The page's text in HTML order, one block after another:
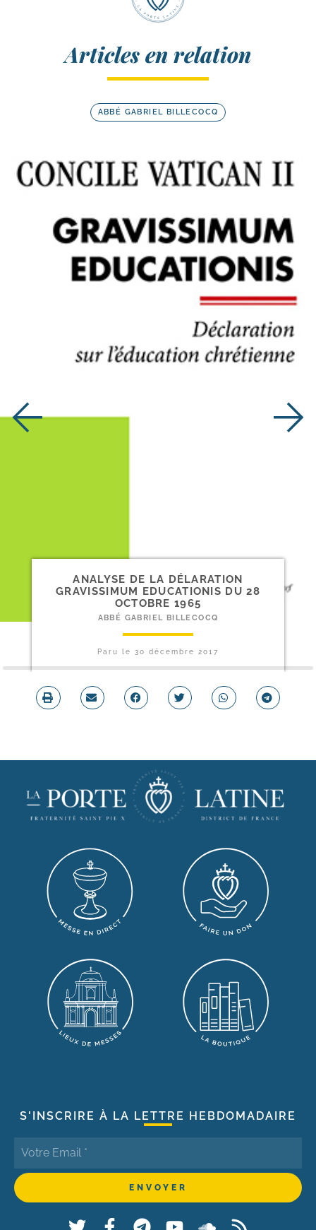
Articles en relation
ABBÉ GABRIEL BILLECOCQ
ANALYSE DE LA DÉLARATION
GRAVISSIMUM EDUCATIONIS DU 28
OCTOBRE 1965
ABBÉ GABRIEL BILLECOCQ
Paru le 30 décembre 2017
S'INSCRIRE À LA LETTRE HEBDOMADAIRE